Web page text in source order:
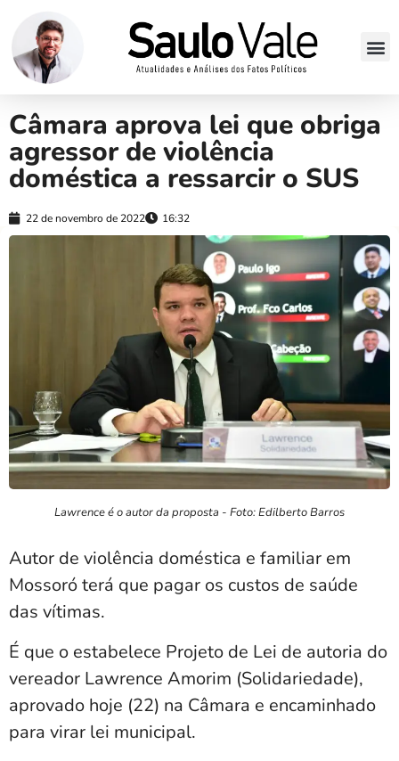
Câmara aprova lei que obriga
agressor de violência
doméstica a ressarcir o SUS
22 de novembro de 2022 16:32
Lawrence é o autor da proposta - Foto: Edilberto Barros
Autor de violência doméstica e familiar em
Mossoró terá que pagar os custos de saúde
das vítimas.
É que o estabelece Projeto de Lei de autoria do
vereador Lawrence Amorim (Solidariedade),
aprovado hoje (22) na Câmara e encaminhado
para virar lei municipal.